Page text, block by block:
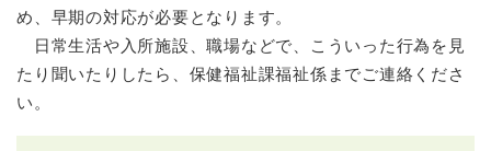
め、早期の対応が必要となります。
日常生活や入所施設、職場などで、こういった行為を見
たり聞いたりしたら、保健福祉課福祉係までご連絡くださ
い。